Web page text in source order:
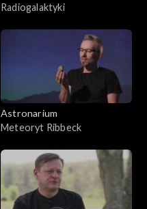
Radiogalaktyki
Astronarium
Meteoryt Ribbeck